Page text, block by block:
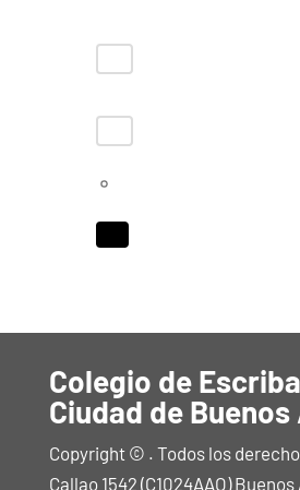
Colegio de
Ciudad de
Copyright © . Todos los
Callao 1542 (C1024AAO)